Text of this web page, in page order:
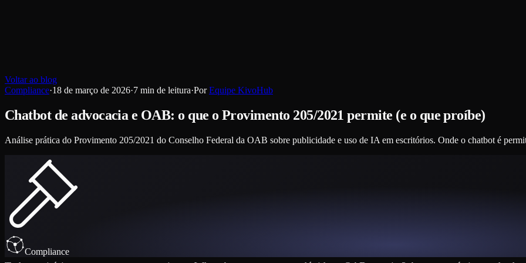
Voltar ao blog
Compliance·18 de março de 2026·7 min de leitura·Por Equipe KivoHub
Chatbot de advocacia e OAB: o que o Provimento 205/2021 permite (e o que proíbe)
Análise prática do Provimento 205/2021 do Conselho Federal da OAB sobre publicidade e uso de IA em escritórios. Onde o chatbot é
Compliance